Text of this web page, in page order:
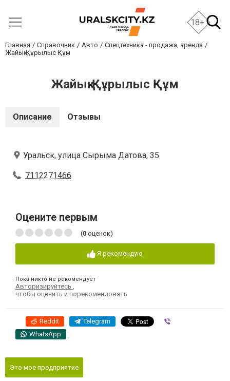
18+
Главная Справочник Авто
Спецтехника - продажа, аренда
Жайық-Құрылыс Құм
Жайық-Құрылыс Құм
Описание Отзывы
Уральск, улица Сырыма Датова, 35
7112271466
Оцените первым
(0 оценок)
Я рекомендую
Пока никто не рекомендует
Авторизируйтесь
чтобы оценить и порекомендовать
Reddit Telegram
WhatsApp
Это мое предприятие